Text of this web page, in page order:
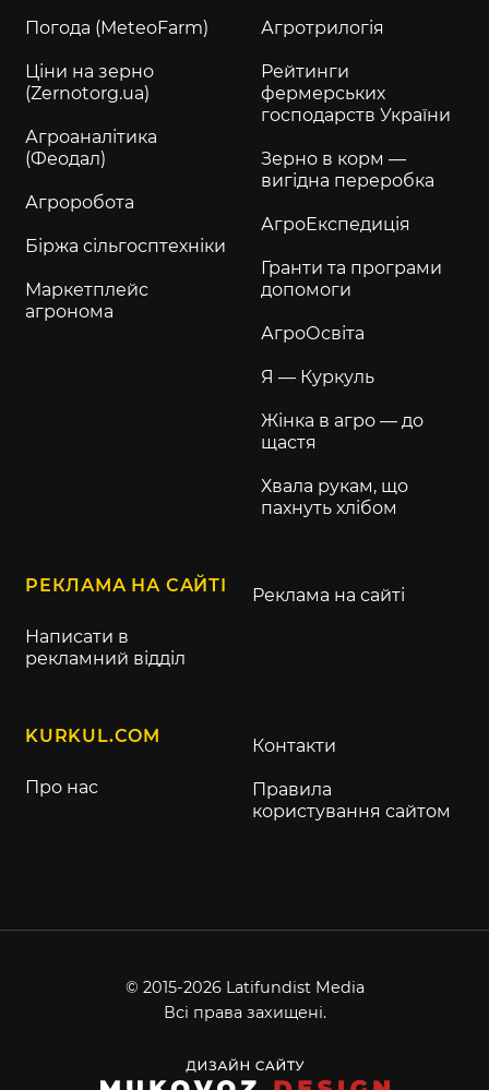
Погода (MeteoFarm)
Ціни на зерно
(Zernotorg.ua)
Агроаналітика
(Феодал)
Агроробота
Біржа сільгосптехніки
Маркетплейс
агронома
Агротрилогія
Рейтинги
фермерських
господарств України
Зерно в корм —
вигідна переробка
АгроЕкспедиція
Гранти та програми
допомоги
АгроОсвіта
Я — Куркуль
Жінка в агро — до
щастя
Хвала рукам, що
пахнуть хлібом
РЕКЛАМА НА САЙТІ
Написати в
рекламний відділ
Реклама на сайті
KURKUL.COM
Про нас
Контакти
Правила
користування сайтом
© 2015-2026 Latifundist Media
Всі права захищені.